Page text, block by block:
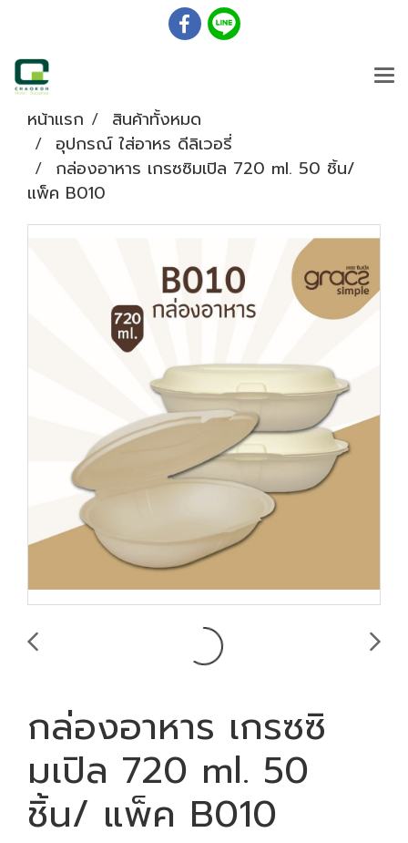
หน้าแรก
สินค้าทั้งหมด
อุปกรณ์ ใส่อาหร ดีลิเวอรี่
กล่องอาหาร เกรซซิมเปิล 720 ml. 50 ชิ้น/
แพ็ค B010
กล่องอาหาร เกรซซิ
มเปิล 720 ml. 50
ชิ้น/ แพ็ค B010